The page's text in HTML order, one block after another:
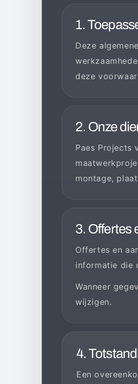
1.
Deze
deze
2. Onze
Paes Projects
montage,
3. Offertes
Offertes en
informatie die
Wanneer
wijzigen.
4.
Een